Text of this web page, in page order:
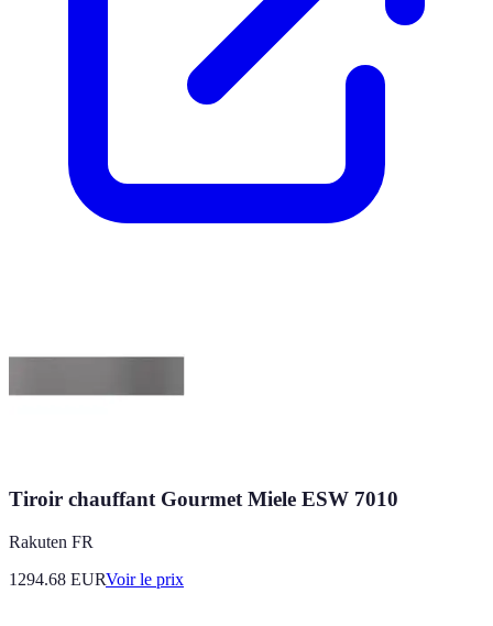
Tiroir chauffant Gourmet Miele ESW 7010
Rakuten FR
1294.68 EURVoir le prix